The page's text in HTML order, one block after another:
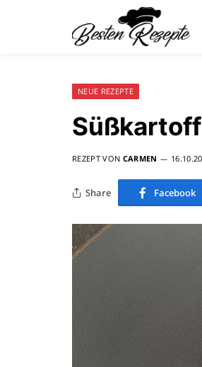
NEUE REZEPTE
REZEPT VON CARMEN
Share Facebook